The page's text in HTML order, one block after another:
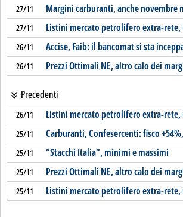
27/11 Margini carburanti, anche novembre
27/11 Listini mercato petrolifero extra-
26/11 Accise, Faib: il bancomat si sta
26/11 Prezzi Ottimali NE, altro calo dei
Precedenti
26/11 Listini mercato petrolifero extra-
25/11 Carburanti, Confesercenti: fisco
25/11 “Stacchi Italia”, minimi e massimi
25/11 Prezzi Ottimali NE, altro calo dei
25/11 Listini mercato petrolifero extra-